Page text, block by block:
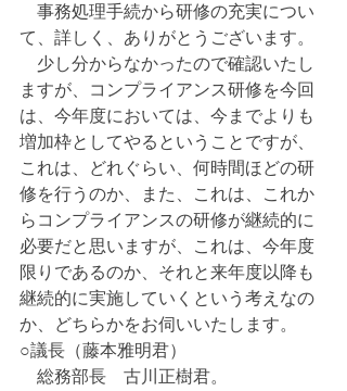
事務処理手続から研修の充実につい
て、詳しく、ありがとうございます。
少し分からなかったので確認いたし
ますが、コンプライアンス研修を今回
は、今年度においては、今までよりも
増加枠としてやるということですが、
これは、どれぐらい、何時間ほどの研
修を行うのか、また、これは、これか
らコンプライアンスの研修が継続的に
必要だと思いますが、これは、今年度
限りであるのか、それと来年度以降も
継続的に実施していくという考えなの
か、どちらかをお伺いいたします。
○議長（藤本雅明君）
総務部長　古川正樹君。